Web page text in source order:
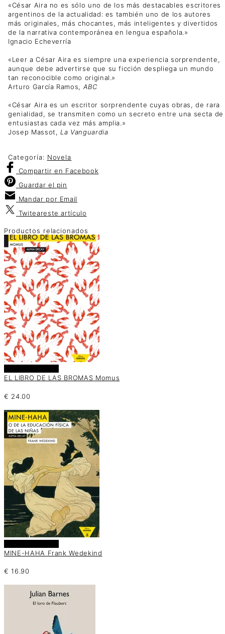
«César Aira no es sólo uno de los más destacables escritores
argentinos de la actualidad: es también uno de los autores
más originales, más chocantes, más inteligentes y divertidos
de la narrativa contemporánea en lengua española.»
Ignacio Echeverría
«Leer a César Aira es siempre una experiencia sorprendente,
aunque debe advertirse que su ficción despliega un mundo
tan reconocible como original.»
Arturo García Ramos, ABC
«César Aira es un escritor sorprendente cuyas obras, de rara
genialidad, se transmiten como un secreto entre una secta de
entusiastas cada vez más amplia.»
Josep Massot,La Vanguardia
Categoría: Novela
Compartir en Facebook
Guardar el pin
Mandar por Email
Twiteareste artículo
Productos relacionados
EL LIBRO DE LAS BROMAS Momus
€ 24.00
MINE-HAHA Frank Wedekind
€ 16.90